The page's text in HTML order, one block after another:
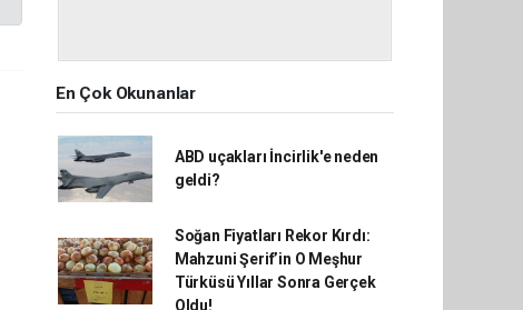
En Çok Okunanlar
ABD uçakları İncirlik'e neden
geldi?
Soğan Fiyatları Rekor Kırdı:
Mahzuni Şerif’in O Meşhur
Türküsü Yıllar Sonra Gerçek
Oldu!